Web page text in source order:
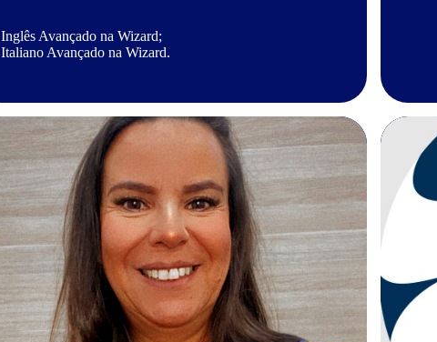
Inglês Avançado na Wizard;
Italiano Avançado na Wizard.